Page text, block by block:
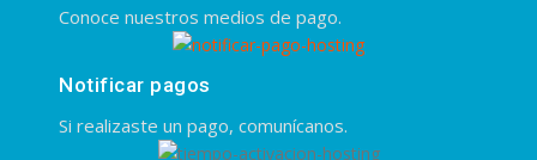
Conoce nuestros medios de pago.
Notificar pagos
Si realizaste un pago, comunícanos.